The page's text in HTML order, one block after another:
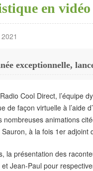
en vidéo
exceptionnelle,
Cool Direct, l’équipe
de façon virtuelle à l’aide
nombreuses animations
à la fois 1er adjoint
la présentation des
et Jean-Paul pour